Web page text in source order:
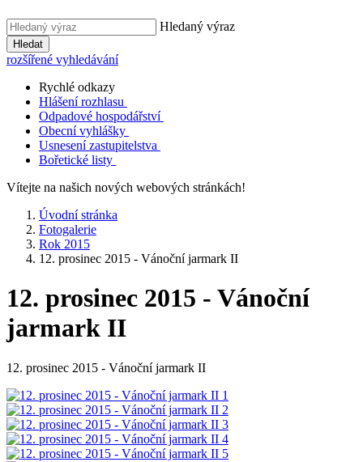
Hledaný výraz
Hledat
rozšířené vyhledávání
Rychlé odkazy
Hlášení rozhlasu
Odpadové hospodářství
Obecní vyhlášky
Usnesení zastupitelstva
Bořetické listy
Vítejte na našich nových webových stránkách!
Úvodní stránka
Fotogalerie
Rok 2015
12. prosinec 2015 - Vánoční jarmark II
12. prosinec 2015 - Vánoční
jarmark II
12. prosinec 2015 - Vánoční jarmark II